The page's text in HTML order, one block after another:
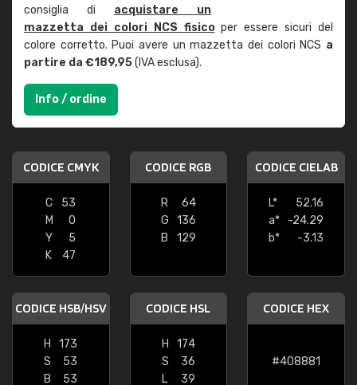
consiglia di acquistare un
mazzetta dei colori NCS fisicoper essere sicuri del
colore corretto. Puoi avere un mazzetta dei colori NCS a
partire da €189,95(IVA esclusa).
Info / ordine
CODICE CMYK
C
53
M
0
Y
5
K
47
CODICE RGB
R
64
G
136
B
129
CODICE CIELAB
L*
52.16
a*
-24.29
b*
-3.13
CODICE HSB/HSV
H
173
S
53
B
53
CODICE HSL
H
174
S
36
L
39
CODICE HEX
#408881